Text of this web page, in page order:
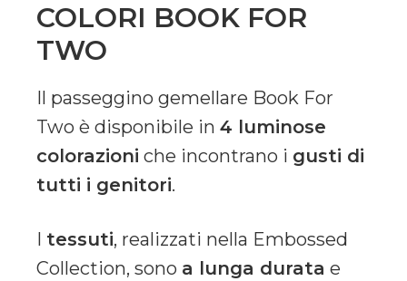
COLORI BOOK FOR
TWO
Il passeggino gemellare Book For
Two è disponibile in 4 luminose
colorazioni che incontrano i gusti di
tutti i genitori.
I tessuti, realizzati nella Embossed
Collection, sono a lunga durata e